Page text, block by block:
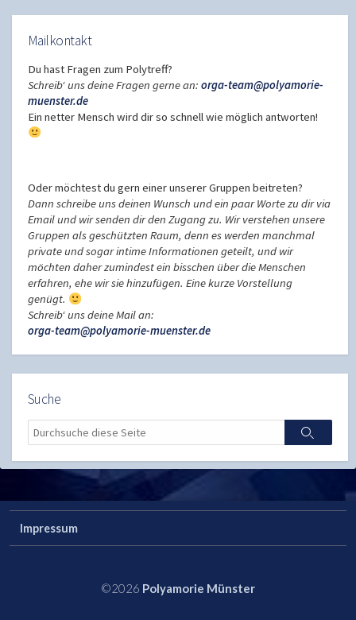
Mailkontakt
Du hast Fragen zum Polytreff?
Schreib‘ uns deine Fragen gerne an: orga-team@polyamorie-
muenster.de
Ein netter Mensch wird dir so schnell wie möglich antworten!
Oder möchtest du gern einer unserer Gruppen beitreten?
Dann schreibe uns deinen Wunsch und ein paar Worte zu dir via
Email und wir senden dir den Zugang zu. Wir verstehen unsere
Gruppen als geschützten Raum, denn es werden manchmal
private und sogar intime Informationen geteilt, und wir
möchten daher zumindest ein bisschen über die Menschen
erfahren, ehe wir sie hinzufügen. Eine kurze Vorstellung
genügt.
Schreib‘ uns deine Mail an:
orga-team@polyamorie-muenster.de
Suche
Search
Search
Impressum
©2026 Polyamorie Münster